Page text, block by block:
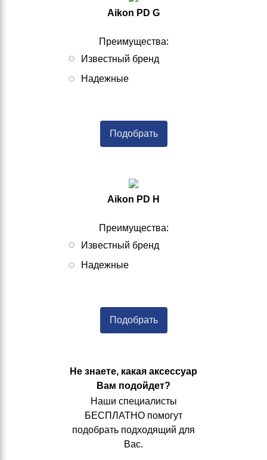
Aikon PD G
Преимущества:
Известный бренд
Надежные
Подобрать
Aikon PD H
Преимущества:
Известный бренд
Надежные
Подобрать
Не знаете, какая аксессуар
Вам подойдет?
Наши специалисты
БЕСПЛАТНО помогут
подобрать подходящий для
Вас.